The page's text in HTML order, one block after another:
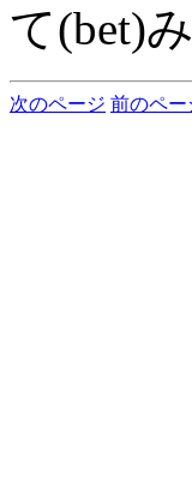
て(bet)
次のページ 前のペー